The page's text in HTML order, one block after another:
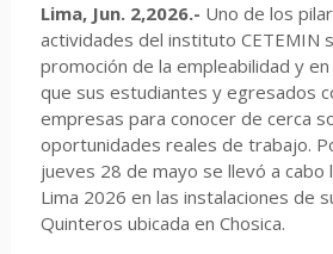
Lima, Jun. 2,2026.- Uno de los
actividades del instituto CETEMIN
promoción de la empleabilidad y
que sus estudiantes y egresados
empresas para conocer de cerca
oportunidades reales de trabajo.
jueves 28 de mayo se llevó a cabo
Lima 2026 en las instalaciones de
Quinteros ubicada en Chosica.